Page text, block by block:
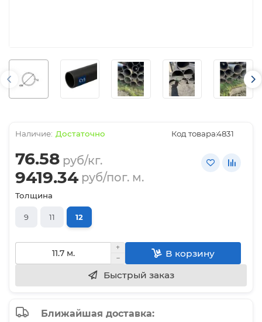
Достаточно Код товара:4831
76.58 руб/кг.
9419.34 руб/пог. м.
Толщина
9 11 12
В корзину
Быстрый заказ
Ближайшая доставка: